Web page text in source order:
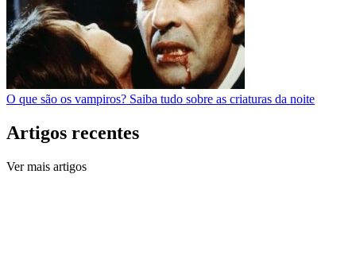
O que são os vampiros? Saiba tudo sobre as criaturas da noite
Artigos recentes
Ver mais artigos